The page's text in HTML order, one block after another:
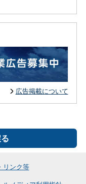
広告掲載について
リンク等